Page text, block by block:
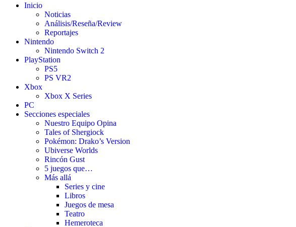
Inicio
Noticias
Análisis/Reseña/Review
Reportajes
Nintendo
Nintendo Switch 2
PlayStation
PS5
PS VR2
Xbox
Xbox X Series
PC
Secciones especiales
Nuestro Equipo Opina
Tales of Shergiock
Pokémon: Drako’s Version
Ubiverse Worlds
Rincón Gust
5 juegos que…
Más allá
Series y cine
Libros
Juegos de mesa
Teatro
Hemeroteca